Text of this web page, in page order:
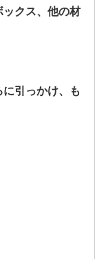
クス、他の材
引っかけ、も